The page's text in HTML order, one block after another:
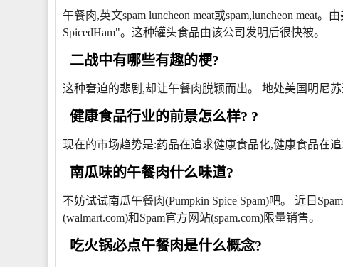
午餐肉,英文spam luncheon meat或spam,luncheon meat
SpicedHam"。这种罐头食品由该公司发明后很快被。
二战中有哪些有趣的梗?
这种窘迫的悲剧,却让午餐肉脱颖而出。 地处美国明尼
健康食品行业的前景怎么样? ?
现在的市场趋势是:药品在追求健康食品化,健康食品在
南瓜味的午餐肉什么味道?
不妨试试南瓜午餐肉(Pumpkin Spice Spam)吧。 近日
(walmart.com)和Spam官方网站(spam.com)限量销售。
吃火锅必点午餐肉是什么概念?